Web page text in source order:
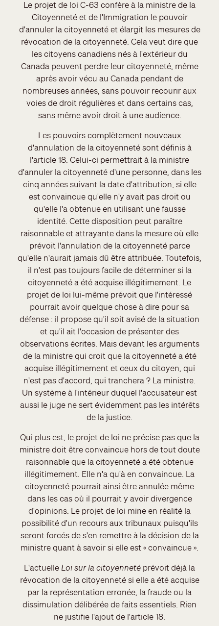
Le projet de loi C-63 confère à la ministre de la
Citoyenneté et de l'Immigration le pouvoir
d'annuler la citoyenneté et élargit les mesures de
révocation de la citoyenneté. Cela veut dire que
les citoyens canadiens nés à l'extérieur du
Canada peuvent perdre leur citoyenneté, même
après avoir vécu au Canada pendant de
nombreuses années, sans pouvoir recourir aux
voies de droit régulières et dans certains cas,
sans même avoir droit à une audience.
Les pouvoirs complètement nouveaux
d'annulation de la citoyenneté sont définis à
l'article 18. Celui-ci permettrait à la ministre
d'annuler la citoyenneté d'une personne, dans les
cinq années suivant la date d'attribution, si elle
est convaincue qu'elle n'y avait pas droit ou
qu'elle l'a obtenue en utilisant une fausse
identité. Cette disposition peut paraître
raisonnable et attrayante dans la mesure où elle
prévoit l'annulation de la citoyenneté parce
qu'elle n'aurait jamais dû être attribuée. Toutefois,
il n'est pas toujours facile de déterminer si la
citoyenneté a été acquise illégitimement. Le
projet de loi lui-même prévoit que l'intéressé
pourrait avoir quelque chose à dire pour sa
défense : il propose qu'il soit avisé de la situation
et qu'il ait l'occasion de présenter des
observations écrites. Mais devant les arguments
de la ministre qui croit que la citoyenneté a été
acquise illégitimement et ceux du citoyen, qui
n'est pas d'accord, qui tranchera ? La ministre.
Un système à l'intérieur duquel l'accusateur est
aussi le juge ne sert évidemment pas les intérêts
de la justice.
Qui plus est, le projet de loi ne précise pas que la
ministre doit être convaincue hors de tout doute
raisonnable que la citoyenneté a été obtenue
illégitimement. Elle n'a qu'à en convaincue. La
citoyenneté pourrait ainsi être annulée même
dans les cas où il pourrait y avoir divergence
d'opinions. Le projet de loi mine en réalité la
possibilité d'un recours aux tribunaux puisqu'ils
seront forcés de s'en remettre à la décision de la
ministre quant à savoir si elle est « convaincue ».
L'actuelle Loi sur la citoyenneté prévoit déjà la
révocation de la citoyenneté si elle a été acquise
par la représentation erronée, la fraude ou la
dissimulation délibérée de faits essentiels. Rien
ne justifie l'ajout de l'article 18.